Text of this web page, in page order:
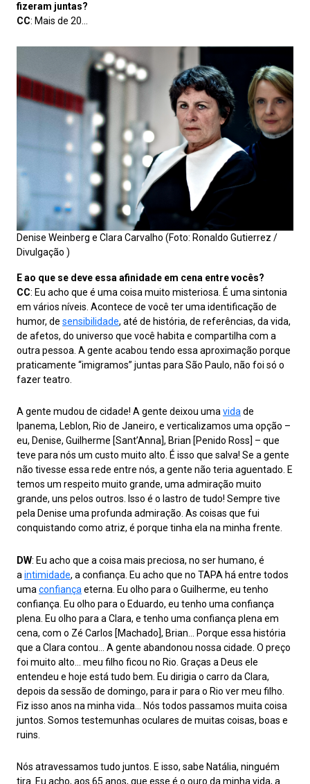
fizeram juntas?
CC: Mais de 20…
Denise Weinberg e Clara Carvalho (Foto: Ronaldo Gutierrez /
Divulgação )
E ao que se deve essa afinidade em cena entre vocês?
CC: Eu acho que é uma coisa muito misteriosa. É uma sintonia
em vários níveis. Acontece de você ter uma identificação de
humor, de sensibilidade, até de história, de referências, da vida,
de afetos, do universo que você habita e compartilha com a
outra pessoa. A gente acabou tendo essa aproximação porque
praticamente “imigramos” juntas para São Paulo, não foi só o
fazer teatro.
A gente mudou de cidade! A gente deixou umavidade
Ipanema, Leblon, Rio de Janeiro, e verticalizamos uma opção –
eu, Denise, Guilherme [Sant’Anna], Brian [Penido Ross] – que
teve para nós um custo muito alto. É isso que salva! Se a gente
não tivesse essa rede entre nós, a gente não teria aguentado. E
temos um respeito muito grande, uma admiração muito
grande, uns pelos outros. Isso é o lastro de tudo! Sempre tive
pela Denise uma profunda admiração. As coisas que fui
conquistando como atriz, é porque tinha ela na minha frente.
DW: Eu acho que a coisa mais preciosa, no ser humano, é
a intimidade, a confiança. Eu acho que no TAPA há entre todos
uma confiança eterna. Eu olho para o Guilherme, eu tenho
confiança. Eu olho para o Eduardo, eu tenho uma confiança
plena. Eu olho para a Clara, e tenho uma confiança plena em
cena, com o Zé Carlos [Machado], Brian… Porque essa história
que a Clara contou… A gente abandonou nossa cidade. O preço
foi muito alto… meu filho ficou no Rio. Graças a Deus ele
entendeu e hoje está tudo bem. Eu dirigia o carro da Clara,
depois da sessão de domingo, para ir para o Rio ver meu filho.
Fiz isso anos na minha vida… Nós todos passamos muita coisa
juntos. Somos testemunhas oculares de muitas coisas, boas e
ruins.
Nós atravessamos tudo juntos. E isso, sabe Natália, ninguém
tira. Eu acho, aos 65 anos, que esse é o ouro da minha vida, a